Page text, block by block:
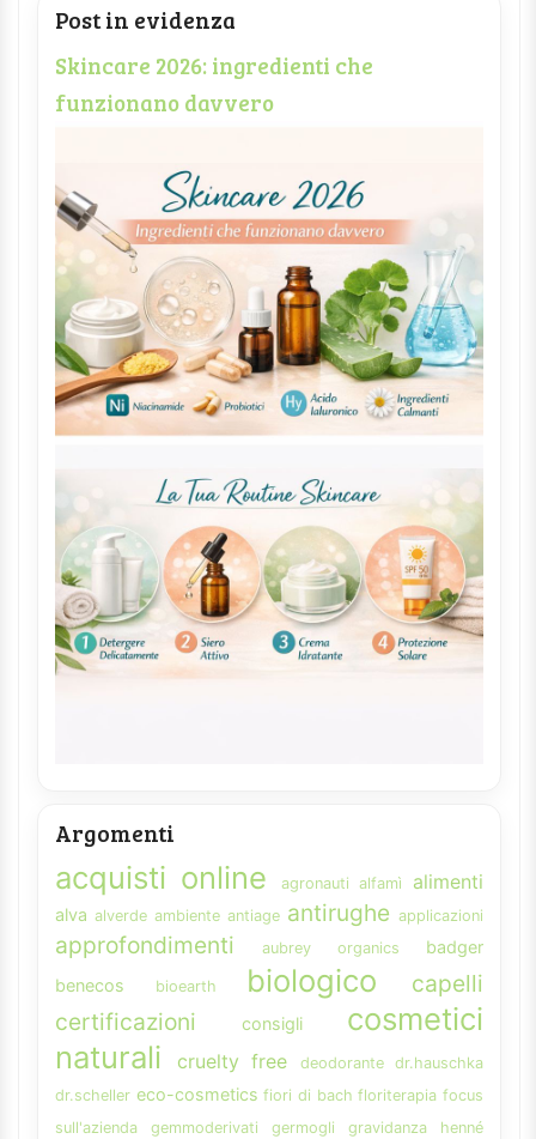
Post in evidenza
Skincare 2026: ingredienti che
funzionano davvero
Argomenti
acquisti online agronauti alfamì alimenti
alva alverde ambiente antiage antirughe applicazioni
approfondimenti aubrey organics
badger
benecos
bioearth biologico
capelli
certificazioni
consigli
cosmetici
naturali
cruelty free deodorante
dr.hauschka
dr.scheller eco-cosmetics fiori di bach floriterapia focus
sull'azienda
gemmoderivati germogli gravidanza henné